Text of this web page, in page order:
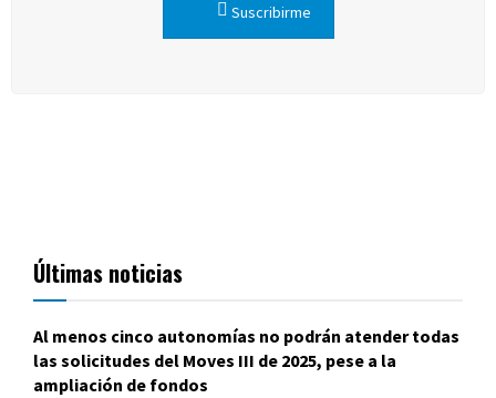
Suscribirme
Últimas noticias
Al menos cinco autonomías no podrán atender todas
las solicitudes del Moves III de 2025, pese a la
ampliación de fondos